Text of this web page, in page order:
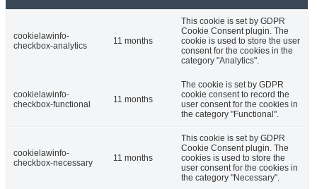
cookielawinfo-
checkbox-analytics
11 months
This cookie is set by GDPR
Cookie Consent plugin. The
cookie is used to store the user
consent for the cookies in the
category "Analytics".
cookielawinfo-
checkbox-functional
11 months
The cookie is set by GDPR
cookie consent to record the
user consent for the cookies in
the category "Functional".
cookielawinfo-
checkbox-necessary
11 months
This cookie is set by GDPR
Cookie Consent plugin. The
cookies is used to store the
user consent for the cookies in
the category "Necessary".